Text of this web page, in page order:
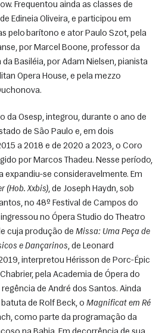
Frequentou ainda as classes de
Edineia Oliveira, e participou em
pelo barítono e ator Paulo Szot, pela
por Marcel Boone, professor da
Basiléia, por Adam Nielsen, pianista
Opera House, e pela mezzo
da Osesp, integrou, durante o ano de
de São Paulo e, em dois
a 2018 e de 2020 a 2023, o Coro
por Marcos Thadeu. Nesse período,
se consideravelmente. Em
(Hob. Xxbis), de Joseph Haydn, sob
no 48º Festival de Campos do
no Ópera Studio do Theatro
cuja produção de Missa: Uma Peça de
e Dançarinos, de Leonard
interpretou Hérisson de Porc-Épic
pela Academia de Ópera do
de André dos Santos. Ainda
de Rolf Beck, o Magnificat em Ré
como parte da programação da